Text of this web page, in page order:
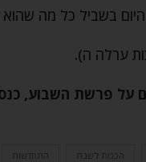
היום בשביל כל מה שהוא
ערלה ה).
על פרשת השבוע,
הכנות לשבת התחדשות